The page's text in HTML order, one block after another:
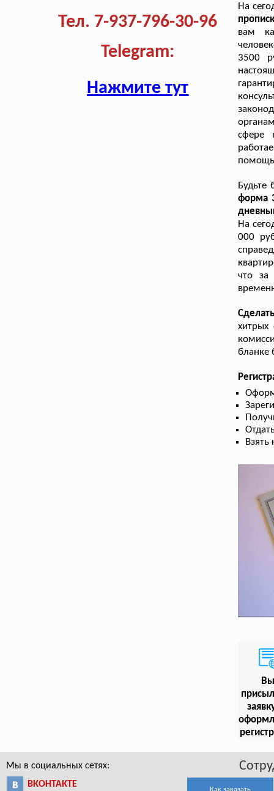
Тел. 7-937-796-30-96
Telegram:
Нажмите тут
На
вам
3500
сфере
Будьте
форма
На
000
что
хитрых
бланке
Вы
Мы в социальных сетях:
ВКОНТАКТЕ
Как заказать